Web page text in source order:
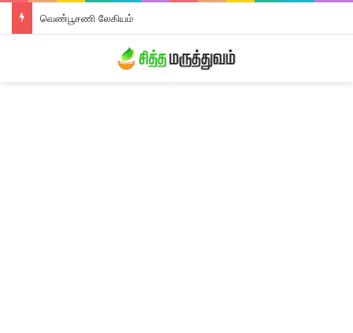
வெண்பூசணி லேகியம்